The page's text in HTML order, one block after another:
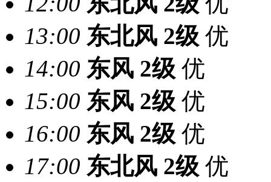
13:00 东北风 2级 优
14:00 东风 2级 优
15:00 东风 2级 优
16:00 东风 2级 优
17:00 东北风 2级 优